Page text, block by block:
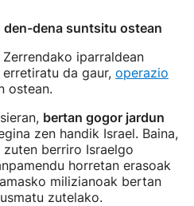
den-dena suntsitu ostean
iparraldean
da gaur, operazio
ostean.
bertan gogor jardun
zen handik Israel. Baina,
berriro Israelgo
horretan erasoak
milizianoak bertan
zutelako.